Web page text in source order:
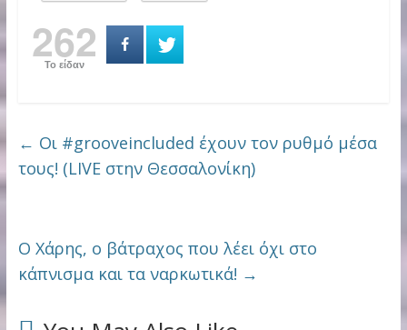
262
Το είδαν
← Οι #grooveincluded έχουν τον ρυθμό μέσα
τους! (LIVE στην Θεσσαλονίκη)
O Χάρης, ο βάτραχος που λέει όχι στο
κάπνισμα και τα ναρκωτικά! →